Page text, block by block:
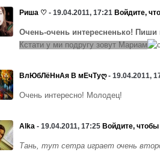
Риша ♡ - 19.04.2011, 17:21 Войдите,
Очень-очень интересненько! Пиши
Кстати у ми подругу зовут Мариам
ВлЮбЛёНнАя В мЕчТуღ- 19.04.2011,
Очень интересно! Молодец!
Alka - 19.04.2011, 17:25 Войдите, чтобы
Тань, тут сетра играет очень